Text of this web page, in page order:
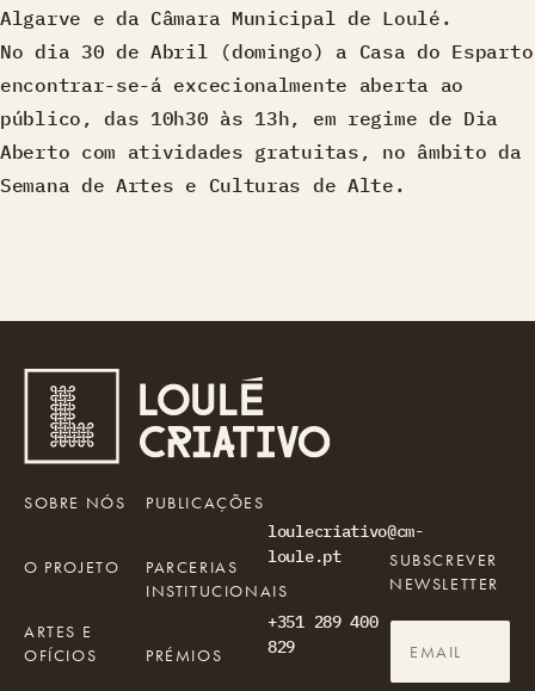
Algarve e da Câmara Municipal de Loulé.
No dia 30 de Abril (domingo) a Casa do Esparto
encontrar-se-á excecionalmente aberta ao
público, das 10h30 às 13h, em regime de Dia
Aberto com atividades gratuitas, no âmbito da
Semana de Artes e Culturas de Alte.
loulecriativo@cm-
loule.pt
+351 289 400
829
SOBRE NÓS
O PROJETO
ARTES E
OFÍCIOS
PUBLICAÇÕES
PARCERIAS
INSTITUCIONAIS
PRÉMIOS
SUBSCREVER
NEWSLETTER